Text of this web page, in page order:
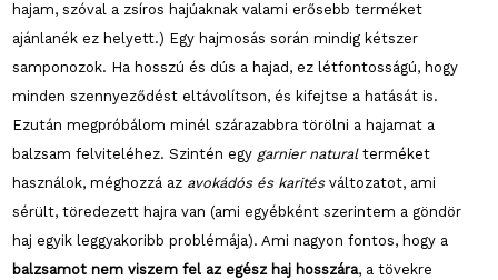
hajam, szóval a zsíros hajúaknak valami erősebb terméket
ajánlanék ez helyett.) Egy hajmosás során mindig kétszer
samponozok. Ha hosszú és dús a hajad, ez létfontosságú, hogy
minden szennyeződést eltávolítson, és kifejtse a hatását is.
Ezután megpróbálom minél szárazabbra törölni a hajamat a
balzsam felviteléhez. Szintén egy garnier naturalterméket
használok, méghozzá az avokádós és karitésváltozatot, ami
sérült, töredezett hajra van (ami egyébként szerintem a göndör
haj egyik leggyakoribb problémája). Ami nagyon fontos, hogy a
balzsamot nem viszem fel az egész haj hosszára, a tövekre